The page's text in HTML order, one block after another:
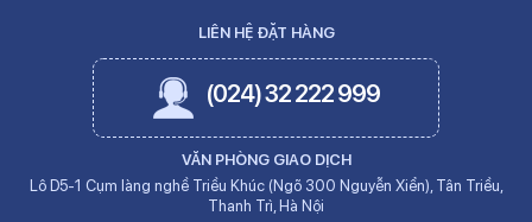
LIÊN HỆ ĐẶT HÀNG
(024) 32 222 999
VĂN PHÒNG GIAO DỊCH
Lô D5-1 Cụm làng nghề Triều Khúc (Ngõ 300 Nguyễn Xiển), Tân Triều,
Thanh Trì, Hà Nội